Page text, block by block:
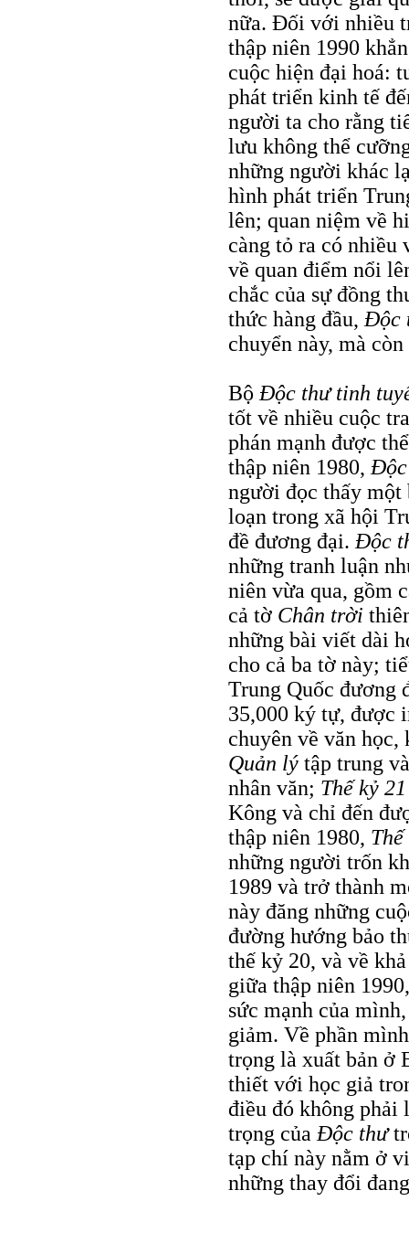
nữa. Ðối với nhiều
thập niên 1990
cuộc hiện đại hoá:
phát triển kinh tế
người ta cho rằng
lưu không thể
những người khác
hình phát triển
lên; quan niệm về
càng tỏ ra có nhiều
về quan điểm nổi
chắc của sự đồng
thức hàng đầu,Ðộc
chuyển này, mà
BộÐộc thư tinh
tốt về nhiều cuộc
phán mạnh được
thập niên 1980,
người đọc thấy một
loạn trong xã hội
đề đương đại.Ðộc
những tranh luận
niên vừa qua, gồm
cả tờ Chân trời
những bài viết dài
cho cả ba tờ này;
Trung Quốc đương
35,000 ký tự, được
chuyên về văn học,
Quản lý tập trung
nhân văn; Thế kỷ 21
Kông và chỉ đến
thập niên 1980,
những người trốn
1989 và trở thành
này đăng những
đường hướng bảo
thế kỷ 20, và về
giữa thập niên
sức mạnh của
giảm. Về phần
trọng là xuất bản ở
thiết với học giả
điều đó không phải
trọng củaÐộc thư
tạp chí này nằm ở
những thay đổi